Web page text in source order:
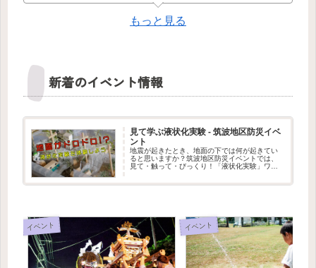
もっと見る
新着のイベント情報
見て学ぶ液状化実験 - 筑波地区防災イベ
ント
地震が起きたとき、地面の下では何が起きてい
ると思いますか？筑波地区防災イベントでは、
見て・触って・びっくり！「液状化実験」ワー
イベント イベント